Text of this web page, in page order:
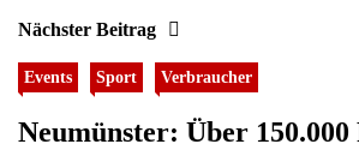
Nächster Beitrag
Events Sport Verbraucher
Neumünster: Über